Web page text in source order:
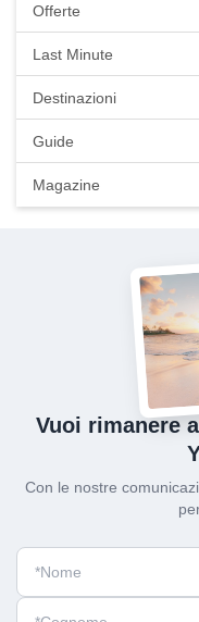
Offerte
Last Minute
Destinazioni
Guide
Magazine
Vuoi rimanere
Con le nostre